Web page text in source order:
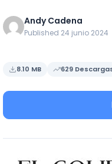
Andy Cadena
Published 24 junio 2024
8.10 MB 629